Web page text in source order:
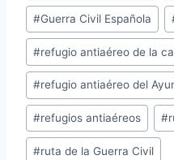
#Guerra Civil Española
#refugio antiaéreo de la
#refugio antiaéreo del
#refugios antiaéreos #
#ruta de la Guerra Civil